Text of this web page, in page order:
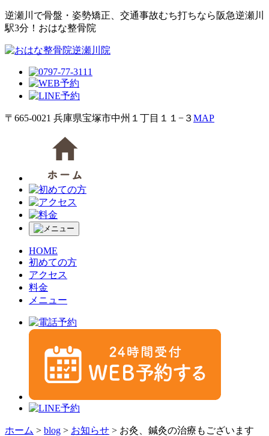
逆瀬川で⾻盤・姿勢矯正、交通事故むち打ちなら阪急逆瀬川
駅3分！おはな整⾻院
〒665-0021 兵庫県宝塚市中州１丁目１１−３MAP
HOME
初めての方
アクセス
料金
メニュー
ホーム > blog > お知らせ > お灸、鍼灸の治療もございます